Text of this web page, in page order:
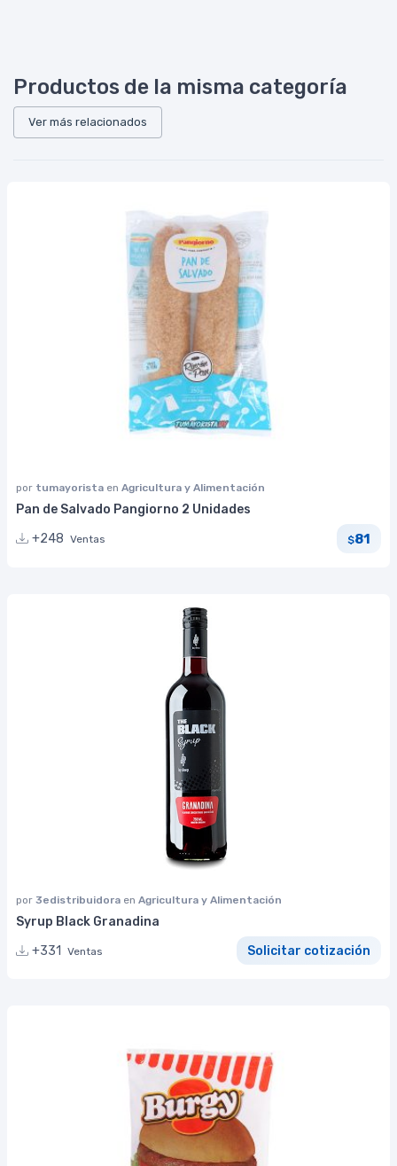
Productos de la misma categoría
Ver más relacionados
por tumayorista en Agricultura y Alimentación
Pan de Salvado Pangiorno 2 Unidades
+248 Ventas $81
por 3edistribuidora en Agricultura y Alimentación
Syrup Black Granadina
+331
Ventas Solicitar cotización